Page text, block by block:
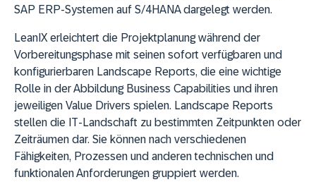
SAP ERP-Systemen auf S/4HANA dargelegt werden.
LeanIX erleichtert die Projektplanung während der
Vorbereitungsphase mit seinen sofort verfügbaren und
konfigurierbaren Landscape Reports, die eine wichtige
Rolle in der Abbildung Business Capabilities und ihren
jeweiligen Value Drivers spielen. Landscape Reports
stellen die IT-Landschaft zu bestimmten Zeitpunkten oder
Zeiträumen dar. Sie können nach verschiedenen
Fähigkeiten, Prozessen und anderen technischen und
funktionalen Anforderungen gruppiert werden.